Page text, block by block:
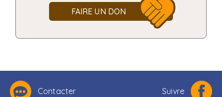
FAIRE UN DON
Contacter Suivre